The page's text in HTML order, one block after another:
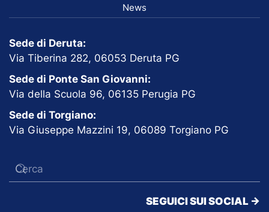
News
Sede di Deruta:
Via Tiberina 282, 06053 Deruta PG
Sede di Ponte San Giovanni:
Via della Scuola 96, 06135 Perugia PG
Sede di Torgiano:
Via Giuseppe Mazzini 19, 06089 Torgiano PG
SEGUICI SUI SOCIAL ->